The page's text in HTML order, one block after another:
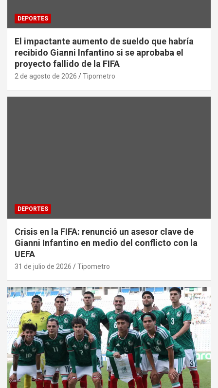
DEPORTES
El impactante aumento de sueldo que habría
recibido Gianni Infantino si se aprobaba el
proyecto fallido de la FIFA
2 de agosto de 2026 Tipometro
DEPORTES
Crisis en la FIFA: renunció un asesor clave de
Gianni Infantino en medio del conflicto con la
UEFA
31 de julio de 2026 Tipometro